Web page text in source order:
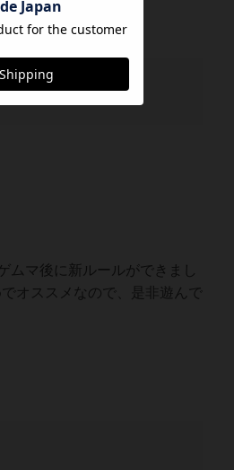
ムマ後に新ルールができまし
オススメなので、是非遊んで